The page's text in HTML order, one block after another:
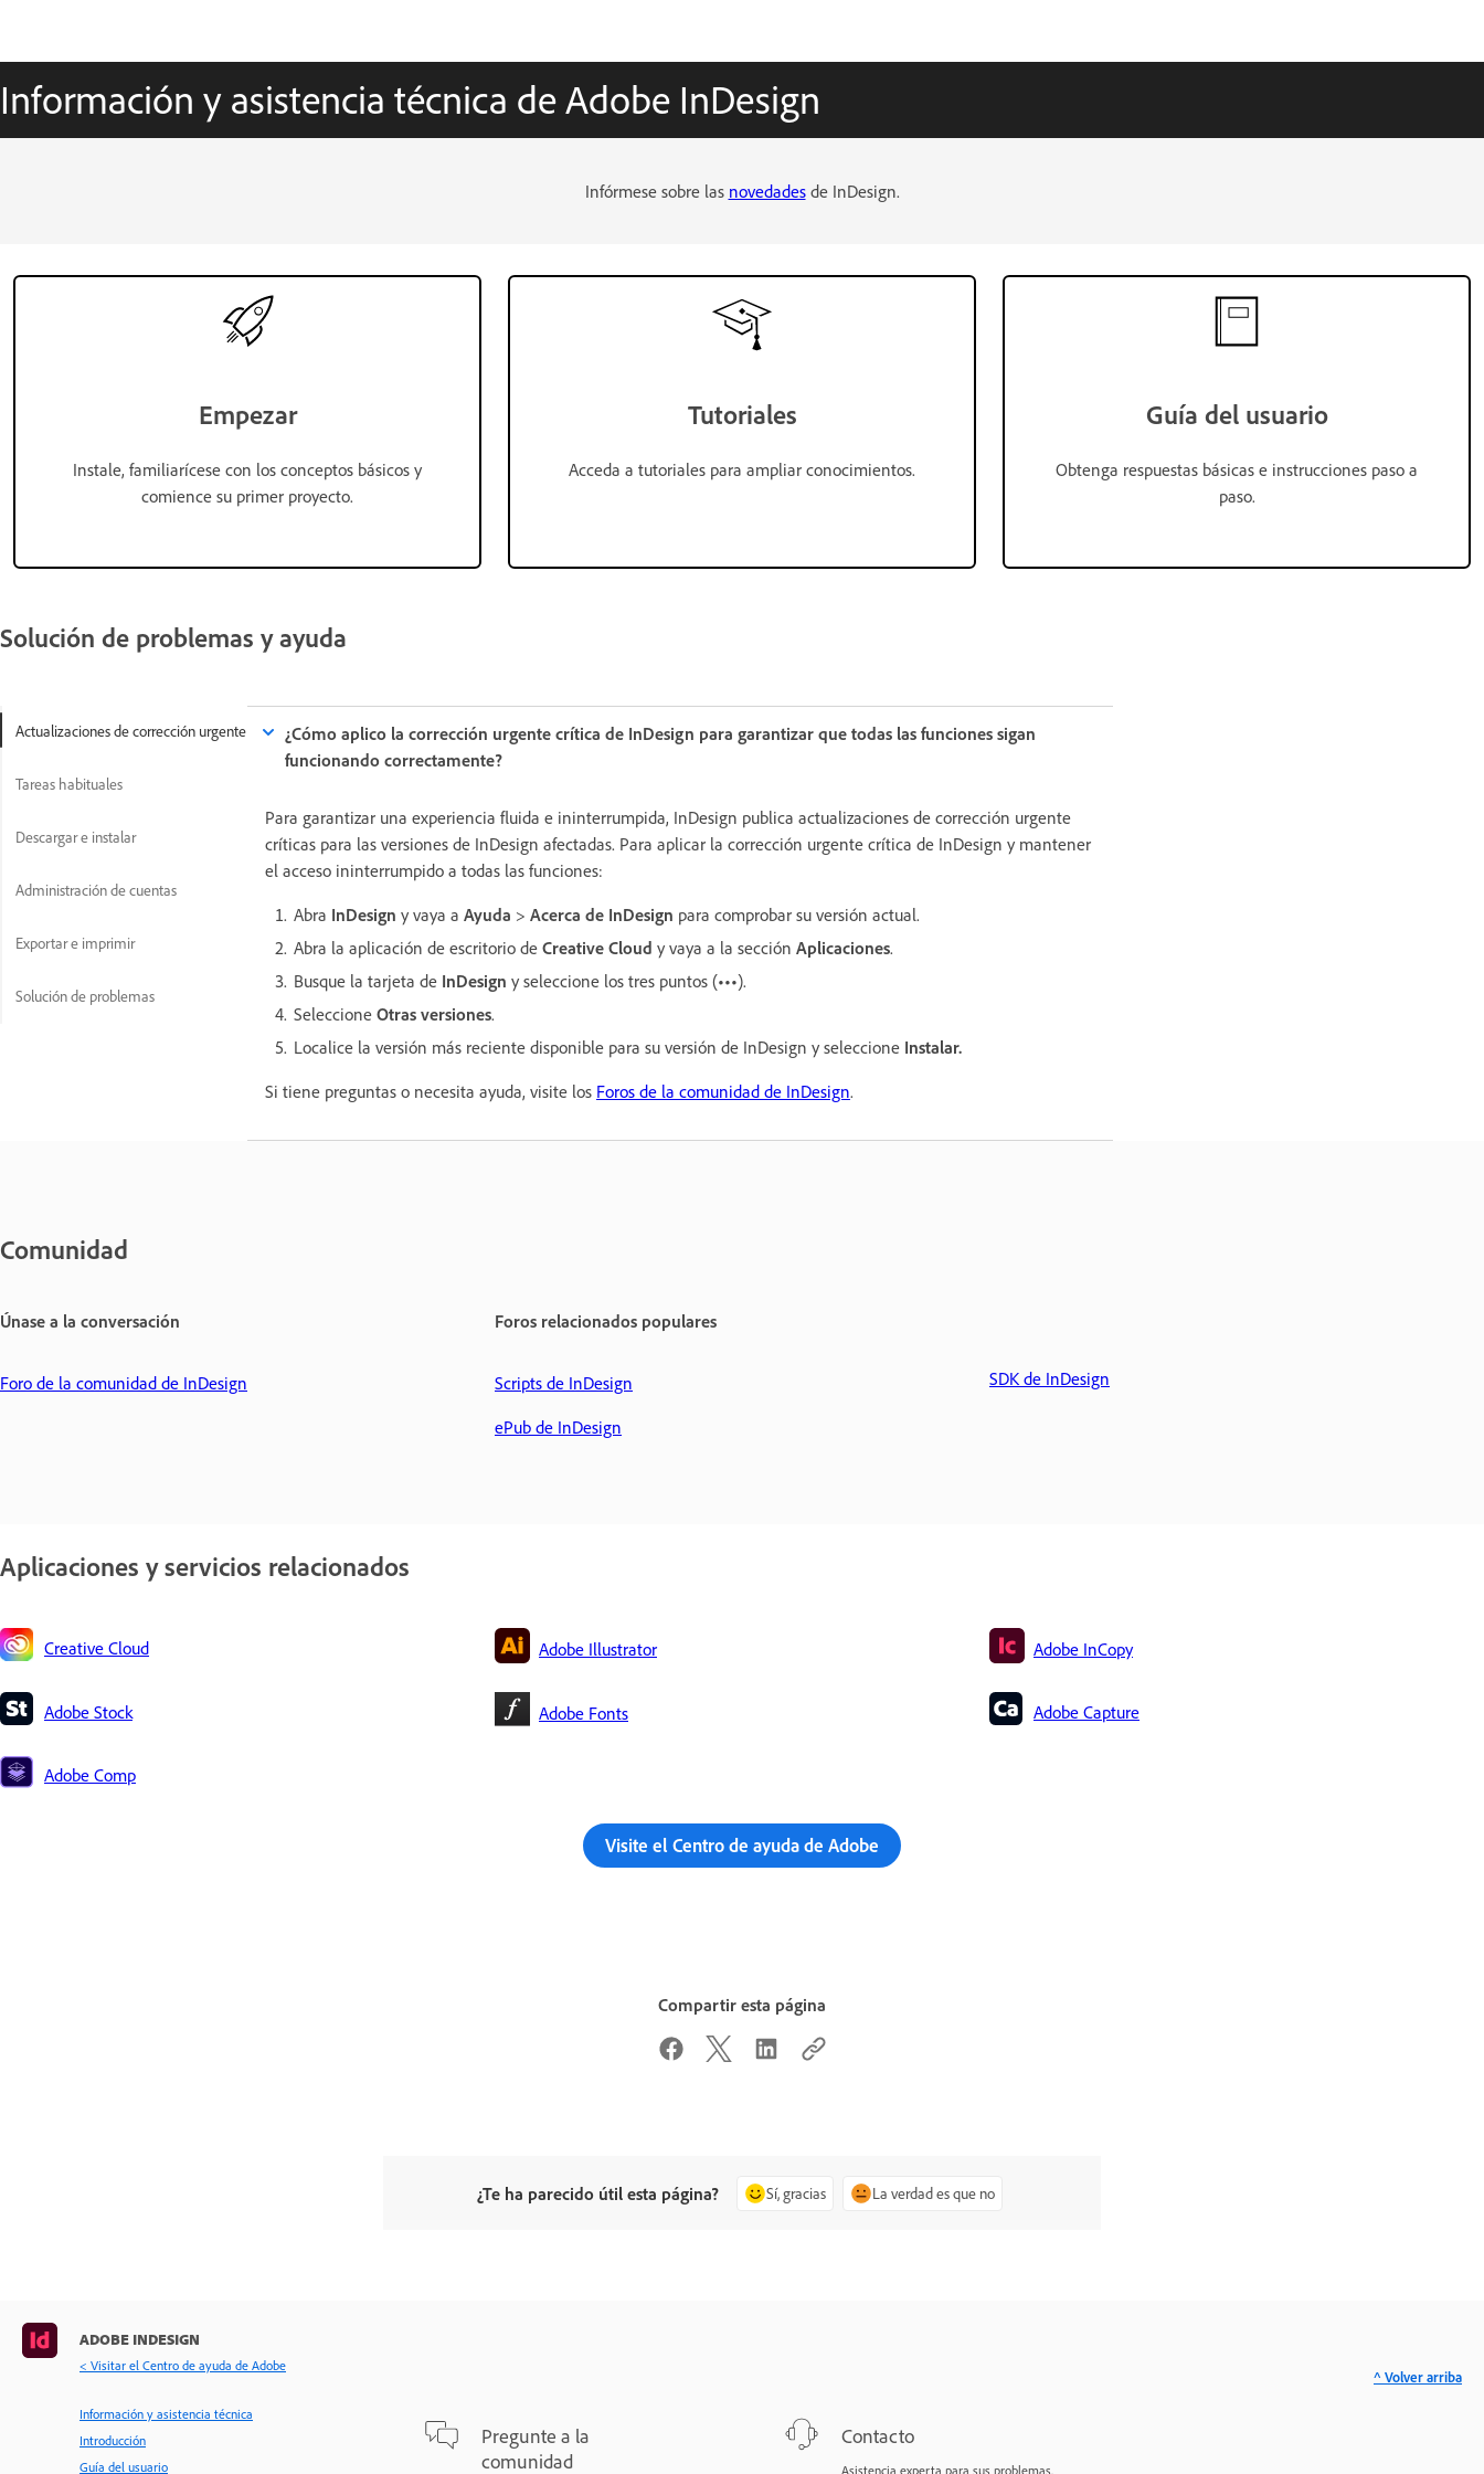
Información y asistencia técnica de Adobe InDesign
Infórmese sobre las novedadesde InDesign.
Empezar
Instale, familiarícese con los conceptos básicos y
comience su primer proyecto.
Tutoriales
Acceda a tutoriales para ampliar conocimientos.
Guía del usuario
Obtenga respuestas básicas e instrucciones paso a
paso.
Solución de problemas y ayuda
Actualizaciones de corrección urgente
Tareas habituales
Descargar e instalar
Administración de cuentas
Exportar e imprimir
Solución de problemas
¿Cómo aplico la corrección urgente crítica de InDesign para garantizar que todas las funciones sigan
funcionando correctamente?
Para garantizar una experiencia fluida e ininterrumpida, InDesign publica actualizaciones de corrección urgente
críticas para las versiones de InDesign afectadas. Para aplicar la corrección urgente crítica de InDesign y mantener
el acceso ininterrumpido a todas las funciones:
Abra InDesign y vaya a Ayuda > Acerca de InDesign para comprobar su versión actual.
Abra la aplicación de escritorio de Creative Cloud y vaya a la sección Aplicaciones.
Busque la tarjeta de InDesign y seleccione los tres puntos (•••).
Seleccione Otras versiones.
Localice la versión más reciente disponible para su versión de InDesign y seleccione Instalar.
Si tiene preguntas o necesita ayuda, visite los Foros de la comunidad de InDesign.
Comunidad
Únase a la conversación
Foro de la comunidad de InDesign
Foros relacionados populares
Scripts de InDesign
ePub de InDesign
SDK de InDesign
Aplicaciones y servicios relacionados
Creative Cloud Adobe Illustrator Adobe InCopy
Adobe Stock Adobe Fonts Adobe Capture
Adobe Comp
Visite el Centro de ayuda de Adobe
Compartir esta página
¿Te ha parecido útil esta página? Sí, gracias La verdad es que no
ADOBE INDESIGN
< Visitar el Centro de ayuda de Adobe
Información y asistencia técnica
Introducción
Guía del usuario
Pregunte a la
comunidad
Contacto
Asistencia experta para sus problemas.
^ Volver arriba